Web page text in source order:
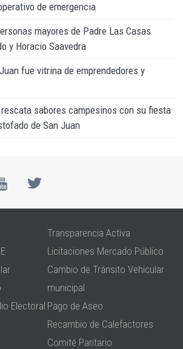
de emergencia
mayores de Padre Las Casas
y Horacio Saavedra
fue vitrina de emprendedores y
sabores campesinos con su fiesta
de San Juan
Electoral
Transparencia Activa
Licitaciones Mercado Público
Cambio de Tránsito Vehicular
municipal
Pago de Aseo
Recambio de Calefactores
Comité Paritario